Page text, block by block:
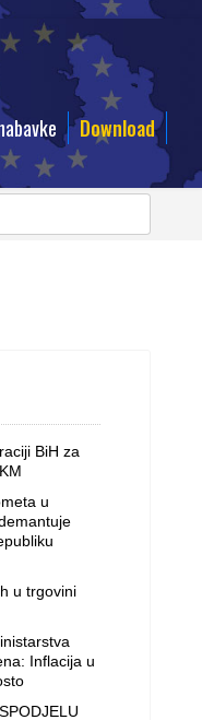
Download
BiH za
u
u trgovini
Inflacija u